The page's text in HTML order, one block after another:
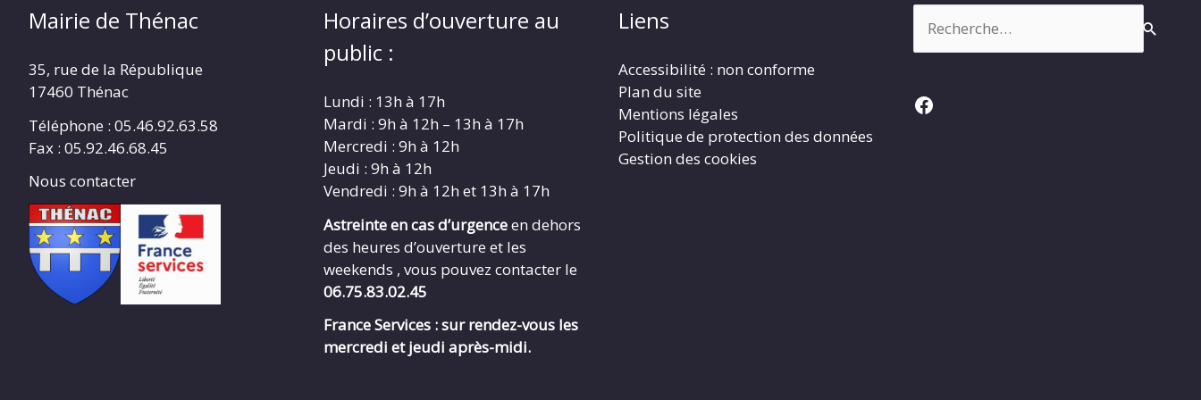
Mairie de Thénac
35, rue de la République
17460 Thénac
Téléphone : 05.46.92.63.58
Fax : 05.92.46.68.45
Nous contacter
Horaires d’ouverture au
public :
Lundi : 13h à 17h
Mardi : 9h à 12h – 13h à 17h
Mercredi : 9h à 12h
Jeudi : 9h à 12h
Vendredi : 9h à 12h et 13h à 17h
Astreinte en cas d’urgenceen dehors
des heures d’ouverture et les
weekends , vous pouvez contacter le
06.75.83.02.45
France Services : sur rendez-vous les
mercredi et jeudi après-midi.
Liens
Accessibilité : non conforme
Plan du site
Mentions légales
Politique de protection des données
Gestion des cookies
Facebook